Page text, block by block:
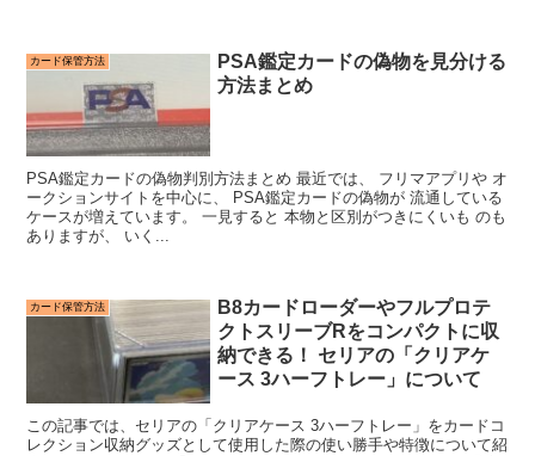
カード保管方法
PSA鑑定カードの偽物を見分ける
方法まとめ
PSA鑑定カードの偽物判別方法まとめ 最近では、 フリマアプリや オ
ークションサイトを中心に、 PSA鑑定カードの偽物が 流通している
ケースが増えています。 一見すると 本物と区別がつきにくいも のも
ありますが、 いく...
カード保管方法
B8カードローダーやフルプロテ
クトスリーブRをコンパクトに収
納できる！ セリアの「クリアケ
ース 3ハーフトレー」について
この記事では、セリアの「クリアケース 3ハーフトレー」をカードコ
レクション収納グッズとして使用した際の使い勝手や特徴について紹